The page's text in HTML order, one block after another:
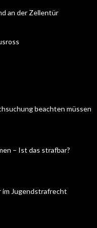
an der Zellentür
beachten müssen
– Ist das strafbar?
im Jugendstrafrecht